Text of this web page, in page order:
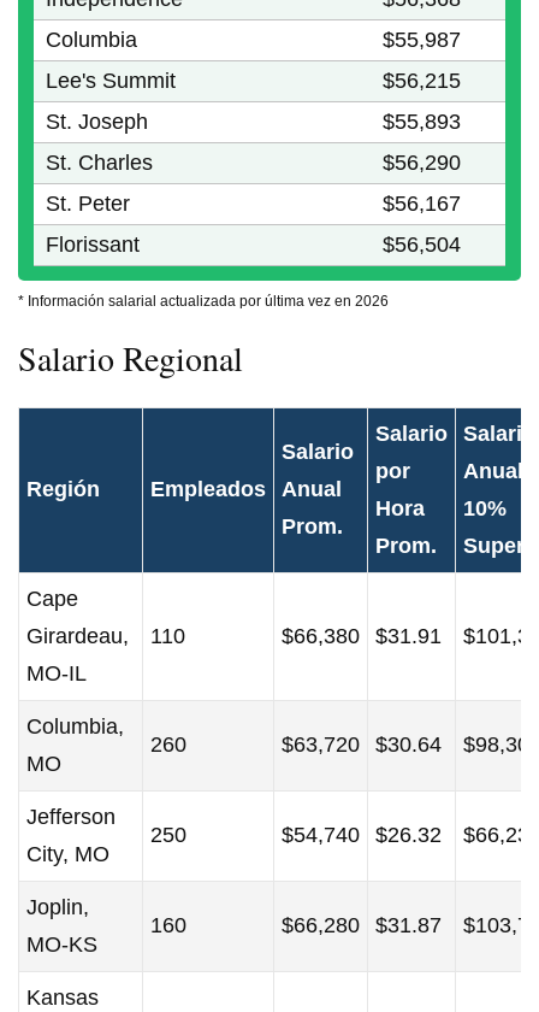
Columbia
$55,987
Lee's Summit
$56,215
St. Joseph
$55,893
St. Charles
$56,290
St. Peter
$56,167
Florissant
$56,504
* Información salarial actualizada por última vez en 2026
Salario Regional
Región Empleados
Salario
Anual
Prom.
Salario
por
Hora
Prom.
Salario
Anual
10%
Cape
Girardeau,
MO-IL
110 $66,380 $31.91
Columbia,
MO
260 $63,720 $30.64
Jefferson
City, MO
250 $54,740 $26.32
Joplin,
MO-KS
160 $66,280 $31.87
Kansas